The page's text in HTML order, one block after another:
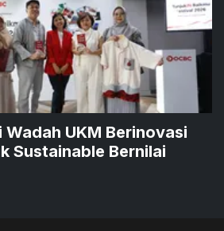
Wadah UKM Berinovasi
Sustainable Bernilai